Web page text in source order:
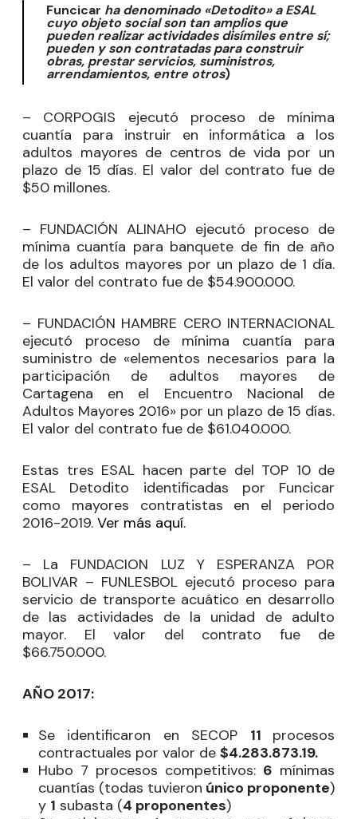
Funcicar ha denominado «Detodito» a ESAL
cuyo objeto social son tan amplios que
pueden realizar actividades disímiles entre sí;
pueden y son contratadas para construir
obras, prestar servicios, suministros,
arrendamientos, entre otros)
– CORPOGIS ejecutó proceso de mínima
cuantía para instruir en informática a los
adultos mayores de centros de vida por un
plazo de 15 días. El valor del contrato fue de
$50 millones.
– FUNDACIÓN ALINAHO ejecutó proceso de
mínima cuantía para banquete de fin de año
de los adultos mayores por un plazo de 1 día.
El valor del contrato fue de $54.900.000.
– FUNDACIÓN HAMBRE CERO INTERNACIONAL
ejecutó proceso de mínima cuantía para
suministro de «elementos necesarios para la
participación de adultos mayores de
Cartagena en el Encuentro Nacional de
Adultos Mayores 2016» por un plazo de 15 días.
El valor del contrato fue de $61.040.000.
Estas tres ESAL hacen parte del TOP 10 de
ESAL Detodito identificadas por Funcicar
como mayores contratistas en el periodo
2016-2019. Ver más aquí.
– La FUNDACION LUZ Y ESPERANZA POR
BOLIVAR – FUNLESBOL ejecutó proceso para
servicio de transporte acuático en desarrollo
de las actividades de la unidad de adulto
mayor. El valor del contrato fue de
$66.750.000.
AÑO 2017:
Se identificaron en SECOP 11 procesos
contractuales por valor de $4.283.873.19.
Hubo 7 procesos competitivos: 6 mínimas
cuantías (todas tuvieron único proponente)
y 1 subasta (4 proponentes)